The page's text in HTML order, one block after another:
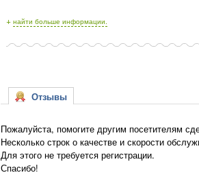
+ найти больше информации.
Отзывы
Пожалуйста, помогите другим посетителям
Несколько строк о качестве и скорости
Для этого не требуется регистрации.
Спасибо!